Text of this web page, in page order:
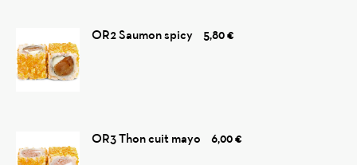
OR2 Saumon spicy 5,80 €
OR3 Thon cuit mayo 6,00 €